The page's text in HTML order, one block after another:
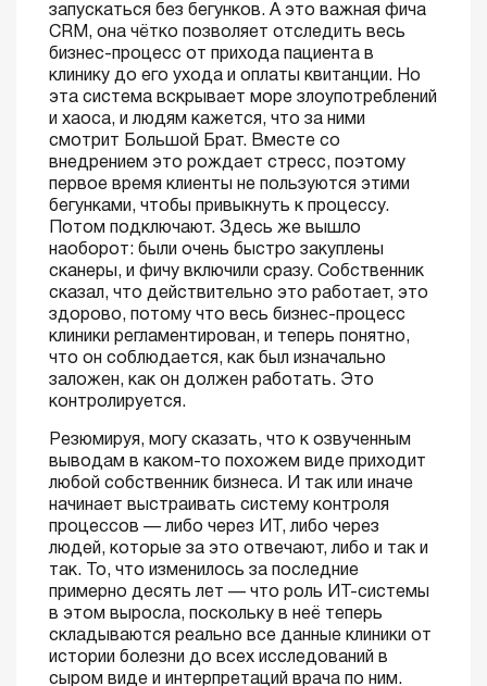
запускаться без бегунков. А это важная фича
CRM, она чётко позволяет отследить весь
бизнес-процесс от прихода пациента в
клинику до его ухода и оплаты квитанции. Но
эта система вскрывает море злоупотреблений
и хаоса, и людям кажется, что за ними
смотрит Большой Брат. Вместе со
внедрением это рождает стресс, поэтому
первое время клиенты не пользуются этими
бегунками, чтобы привыкнуть к процессу.
Потом подключают. Здесь же вышло
наоборот: были очень быстро закуплены
сканеры, и фичу включили сразу. Собственник
сказал, что действительно это работает, это
здорово, потому что весь бизнес-процесс
клиники регламентирован, и теперь понятно,
что он соблюдается, как был изначально
заложен, как он должен работать. Это
контролируется.
Резюмируя, могу сказать, что к озвученным
выводам в каком-то похожем виде приходит
любой собственник бизнеса. И так или иначе
начинает выстраивать систему контроля
процессов — либо через ИТ, либо через
людей, которые за это отвечают, либо и так и
так. То, что изменилось за последние
примерно десять лет — что роль ИТ-системы
в этом выросла, поскольку в неё теперь
складываются реально все данные клиники от
истории болезни до всех исследований в
сыром виде и интерпретаций врача по ним.